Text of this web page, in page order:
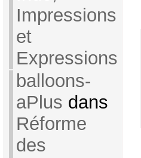
Impressions
et
Expressions
balloons-
aPlus dans
Réforme
des